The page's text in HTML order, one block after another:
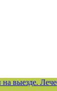
на выезде.